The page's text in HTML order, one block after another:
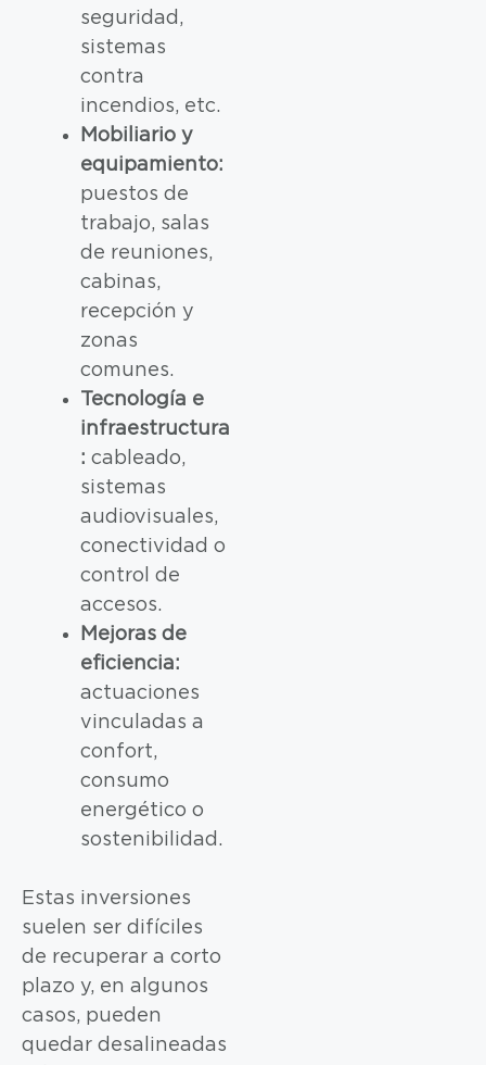
seguridad,
sistemas
contra
incendios, etc.
Mobiliario y
equipamiento:
puestos de
trabajo, salas
de reuniones,
cabinas,
recepción y
zonas
comunes.
Tecnología e
infraestructura
: cableado,
sistemas
audiovisuales,
conectividad o
control de
accesos.
Mejoras de
eficiencia:
actuaciones
vinculadas a
confort,
consumo
energético o
sostenibilidad.
Estas inversiones
suelen ser difíciles
de recuperar a corto
plazo y, en algunos
casos, pueden
quedar desalineadas